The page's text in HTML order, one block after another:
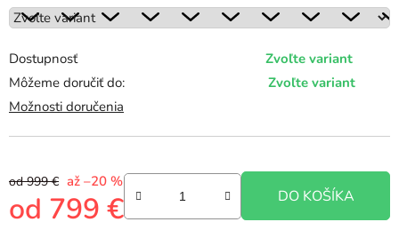
Dostupnosť
Zvoľte variant
Môžeme doručiť do:
Zvoľte variant
Možnosti doručenia
od 999 € až –20 %
od 799 € DO KOŠÍKA